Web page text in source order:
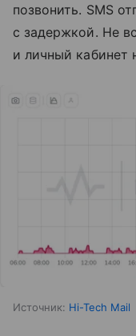
позвонить. SMS
с задержкой. Не
и личный кабинет
Источник: Hi-Tech Mail